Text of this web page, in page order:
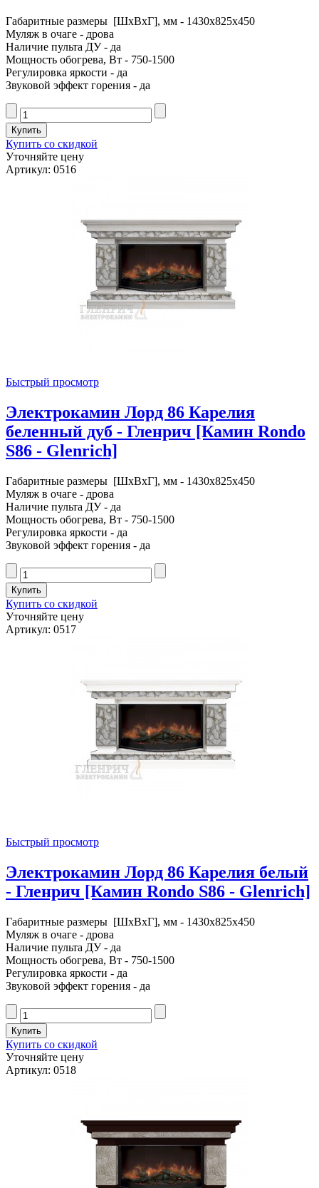
Габаритные размеры [ШxВxГ], мм - 1430x825x450
Муляж в очаге - дрова
Наличие пульта ДУ - да
Мощность обогрева, Вт - 750-1500
Регулировка яркости - да
Звуковой эффект горения - да
Купить со скидкой
Уточняйте цену
Артикул: 0516
Быстрый просмотр
Электрокамин Лорд 86 Карелия
беленный дуб - Гленрич [Камин Rondo
S86 - Glenrich]
Габаритные размеры [ШxВxГ], мм - 1430x825x450
Муляж в очаге - дрова
Наличие пульта ДУ - да
Мощность обогрева, Вт - 750-1500
Регулировка яркости - да
Звуковой эффект горения - да
Купить со скидкой
Уточняйте цену
Артикул: 0517
Быстрый просмотр
Электрокамин Лорд 86 Карелия белый
- Гленрич [Камин Rondo S86 - Glenrich]
Габаритные размеры [ШxВxГ], мм - 1430x825x450
Муляж в очаге - дрова
Наличие пульта ДУ - да
Мощность обогрева, Вт - 750-1500
Регулировка яркости - да
Звуковой эффект горения - да
Купить со скидкой
Уточняйте цену
Артикул: 0518